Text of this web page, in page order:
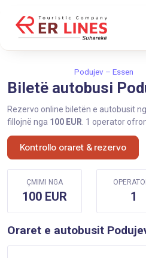
Podujev – Essen
Biletë autobusi
Rezervo online biletën e autobusit
fillojnë nga 100 EUR . 1 operator
Kontrollo oraret & rezervo
ÇMIMI NGA
100 EUR 1
Oraret e autobusit